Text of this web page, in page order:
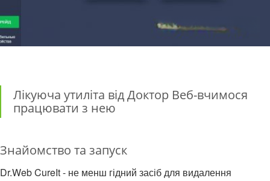
Лікуюча утиліта від Доктор Веб-вчимося
працювати з нею
Знайомство та запуск
Dr.Web CureIt - не менш гідний засіб для видалення